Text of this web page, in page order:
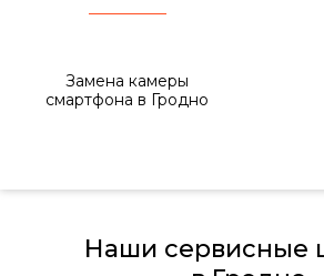
Замена камеры
смартфона в Гродно
Наши сервисные